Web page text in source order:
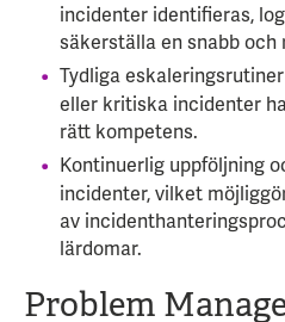
incidenter identifieras,
säkerställa en snabb och
Tydliga
eller kritiska incidenter
rätt kompetens.
Kontinuerlig uppföljning
incidenter, vilket
av
lärdomar.
Problem